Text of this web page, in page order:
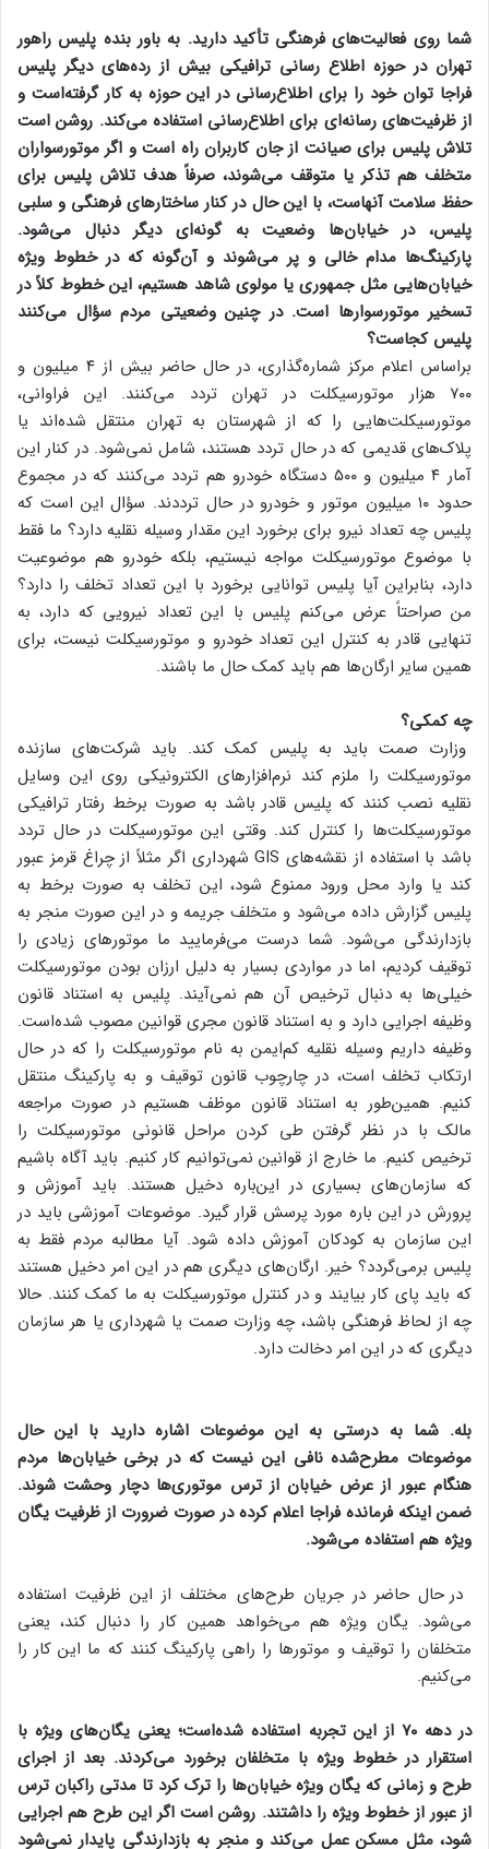
شما روی فعالیت‌های فرهنگی تأکید دارید. به باور بنده پلیس راهور
تهران در حوزه اطلاع رسانی ترافیکی بیش از رده‌های دیگر پلیس
فراجا توان خود را برای اطلاع‌رسانی در این حوزه به کار گرفته‌است و
از ظرفیت‌های رسانه‌ای برای اطلاع‌رسانی استفاده می‌کند. روشن است
تلاش پلیس برای صیانت از جان کاربران راه است و اگر موتورسواران
متخلف هم تذکر یا متوقف می‌شوند، صرفاً هدف تلاش پلیس برای
حفظ سلامت آنهاست، با این حال در کنار ساختار‌های فرهنگی و سلبی
پلیس، در خیابان‌ها وضعیت به گونه‌ای دیگر دنبال می‌شود.
پارکینگ‌ها مدام خالی و پر می‌شوند و آن‌گونه که در خطوط ویژه
خیابان‌هایی مثل جمهوری یا مولوی شاهد هستیم، این خطوط کلاً در
تسخیر موتورسوار‌ها است. در چنین وضعیتی مردم سؤال می‌کنند
پلیس کجاست؟
براساس اعلام مرکز شماره‌گذاری، در حال حاضر بیش از ۴ میلیون و
۷۰۰ هزار موتورسیکلت در تهران تردد می‌کنند. این فراوانی،
موتورسیکلت‌هایی را که از شهرستان به تهران منتقل شده‌اند یا
پلاک‌های قدیمی که در حال تردد هستند، شامل نمی‌شود. در کنار این
آمار ۴ میلیون و ۵۰۰ دستگاه خودرو هم تردد می‌کنند که در مجموع
حدود ۱۰ میلیون موتور و خودرو در حال ترددند. سؤال این است که
پلیس چه تعداد نیرو برای برخورد این مقدار وسیله نقلیه دارد؟ ما فقط
با موضوع موتورسیکلت مواجه نیستیم، بلکه خودرو هم موضوعیت
دارد، بنابراین آیا پلیس توانایی برخورد با این تعداد تخلف را دارد؟
من صراحتاً عرض می‌کنم پلیس با این تعداد نیرویی که دارد، به
تنهایی قادر به کنترل این تعداد خودرو و موتورسیکلت نیست، برای
همین سایر ارگان‌ها هم باید کمک حال ما باشند.
چه کمکی؟
وزارت صمت باید به پلیس کمک کند. باید شرکت‌های سازنده
موتورسیکلت را ملزم کند نرم‌افزار‌های الکترونیکی روی این وسایل
نقلیه نصب کنند که پلیس قادر باشد به صورت برخط رفتار ترافیکی
موتورسیکلت‌ها را کنترل کند. وقتی این موتورسیکلت در حال تردد
باشد با استفاده از نقشه‌های GIS شهرداری اگر مثلاً از چراغ قرمز عبور
کند یا وارد محل ورود ممنوع شود، این تخلف به صورت برخط به
پلیس گزارش داده می‌شود و متخلف جریمه و در این صورت منجر به
بازدارندگی می‌شود. شما درست می‌فرمایید ما موتور‌های زیادی را
توقیف کردیم، اما در مواردی بسیار به دلیل ارزان بودن موتورسیکلت
خیلی‌ها به دنبال ترخیص آن هم نمی‌آیند. پلیس به استناد قانون
وظیفه اجرایی دارد و به استناد قانون مجری قوانین مصوب شده‌است.
وظیفه داریم وسیله نقلیه کم‌ایمن به نام موتورسیکلت را که در حال
ارتکاب تخلف است، در چارچوب قانون توقیف و به پارکینگ منتقل
کنیم. همین‌طور به استناد قانون موظف هستیم در صورت مراجعه
مالک با در نظر گرفتن طی کردن مراحل قانونی موتورسیکلت را
ترخیص کنیم. ما خارج از قوانین نمی‌توانیم کار کنیم. باید آگاه باشیم
که سازمان‌های بسیاری در این‌باره دخیل هستند. باید آموزش و
پرورش در این باره مورد پرسش قرار گیرد. موضوعات آموزشی باید در
این سازمان به کودکان آموزش داده شود. آیا مطالبه مردم فقط به
پلیس برمی‌گردد؟ خیر. ارگان‌های دیگری هم در این امر دخیل هستند
که باید پای کار بیایند و در کنترل موتورسیکلت به ما کمک کنند. حالا
چه از لحاظ فرهنگی باشد، چه وزارت صمت یا شهرداری یا هر سازمان
دیگری که در این امر دخالت دارد.
بله. شما به درستی به این موضوعات اشاره دارید با این حال
موضوعات مطرح‌شده نافی این نیست که در برخی خیابان‌ها مردم
هنگام عبور از عرض خیابان از ترس موتوری‌ها دچار وحشت شوند.
ضمن اینکه فرمانده فراجا اعلام کرده در صورت ضرورت از ظرفیت یگان
ویژه هم استفاده می‌شود.
در حال حاضر در جریان طرح‌های مختلف از این ظرفیت استفاده
می‌شود. یگان ویژه هم می‌خواهد همین کار را دنبال کند، یعنی
متخلفان را توقیف و موتور‌ها را راهی پارکینگ کنند که ما این کار را
می‌کنیم.
در دهه ۷۰ از این تجربه استفاده شده‌است؛ یعنی یگان‌های ویژه با
استقرار در خطوط ویژه با متخلفان برخورد می‌کردند. بعد از اجرای
طرح و زمانی که یگان ویژه خیابان‌ها را ترک کرد تا مدتی راکبان ترس
از عبور از خطوط ویژه را داشتند. روشن است اگر این طرح هم اجرایی
شود، مثل مسکن عمل می‌کند و منجر به بازدارندگی پایدار نمی‌شود